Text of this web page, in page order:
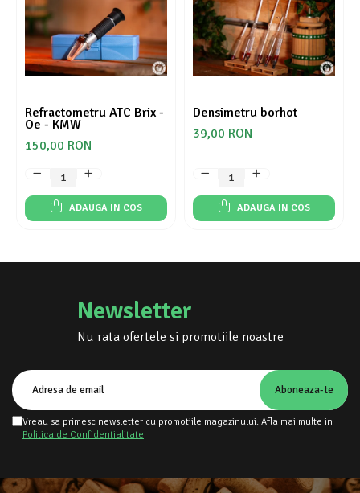
Refractometru ATC Brix -
Oe - KMW
150,00 RON
ADAUGA IN COS
Densimetru borhot
39,00 RON
ADAUGA IN COS
Newsletter
Nu rata ofertele si promotiile noastre
Vreau sa primesc newsletter cu promotiile magazinului. Afla mai multe in
Politica de Confidentialitate